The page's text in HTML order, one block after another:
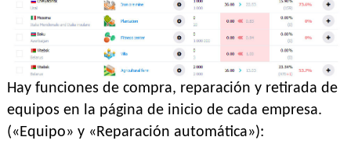
Hay funciones de compra, reparación y retirada de
equipos en la página de inicio de cada empresa.
(«Equipo» y «Reparación automática»):